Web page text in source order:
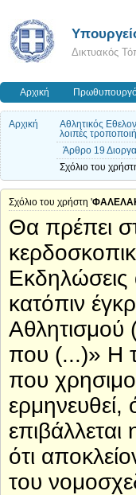
Δικτυακός
Αρχική
Αρχική
Αθλητικός
λοιπές
Άρθρο 19
Σχόλιο του
Σχόλιο του χρήστη '
Θα πρέπει
Εκδηλώσεις
κατόπιν
Αθλητισμού
που (...)» Η
που
ερμηνευθεί,
ότι
του